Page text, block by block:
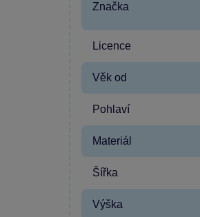
Značka
Licence
Věk od
Pohlaví
Materiál
Šířka
Výška